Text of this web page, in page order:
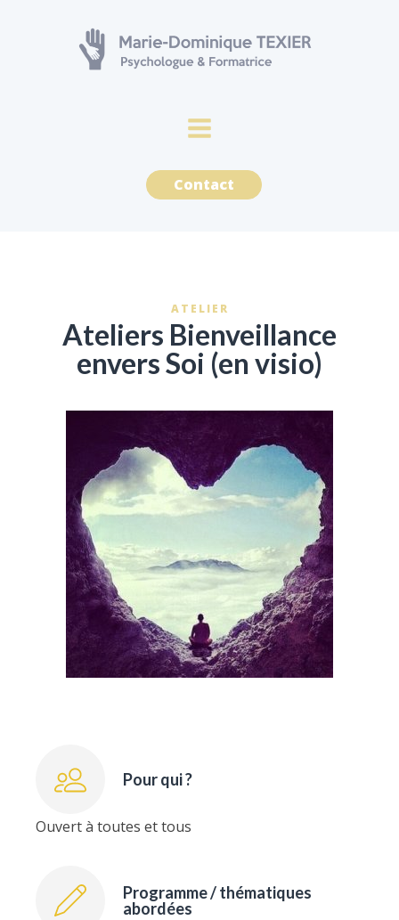
Contact
ATELIER
Ateliers Bienveillance
envers Soi (en visio)
Pour qui ?
Ouvert à toutes et tous
Programme / thématiques
abordées